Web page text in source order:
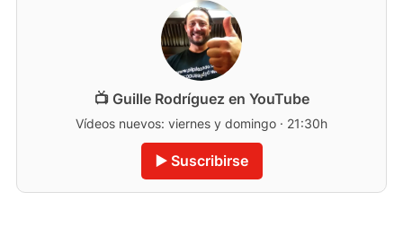
📺 Guille Rodríguez en YouTube
Vídeos nuevos: viernes y domingo · 21:30h
▶️ Suscribirse